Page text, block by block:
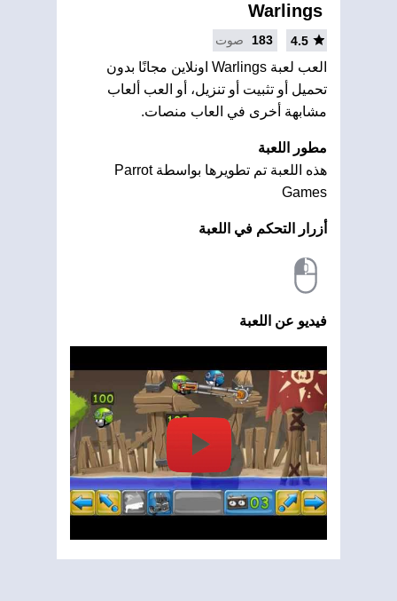
Warlings
4.5
183 صوت
العب لعبة Warlings اونلاين مجانًا بدون
تحميل أو تثبيت أو تنزيل، أو العب ألعاب
مشابهة أخرى في العاب منصات.
مطور اللعبة
هذه اللعبة تم تطويرها بواسطة Parrot
Games
أزرار التحكم في اللعبة
فيديو عن اللعبة